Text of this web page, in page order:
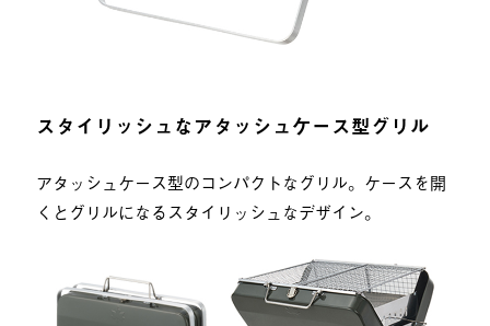
スタイリッシュなアタッシュケース型グリル
アタッシュケース型のコンパクトなグリル。ケースを開
くとグリルになるスタイリッシュなデザイン。